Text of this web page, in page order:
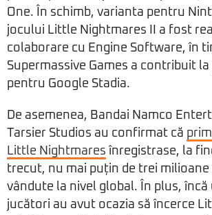
One. În schimb, varianta pentru
jocului Little Nightmares II a fost
colaborare cu Engine Software, în
Supermassive Games a contribuit
pentru Google Stadia.
De asemenea, Bandai Namco
Tarsier Studios au confirmat că
Little Nightmares înregistrase, la
trecut, nu mai puțin de trei milioane
vândute la nivel global. În plus, încă
jucători au avut ocazia să încerce